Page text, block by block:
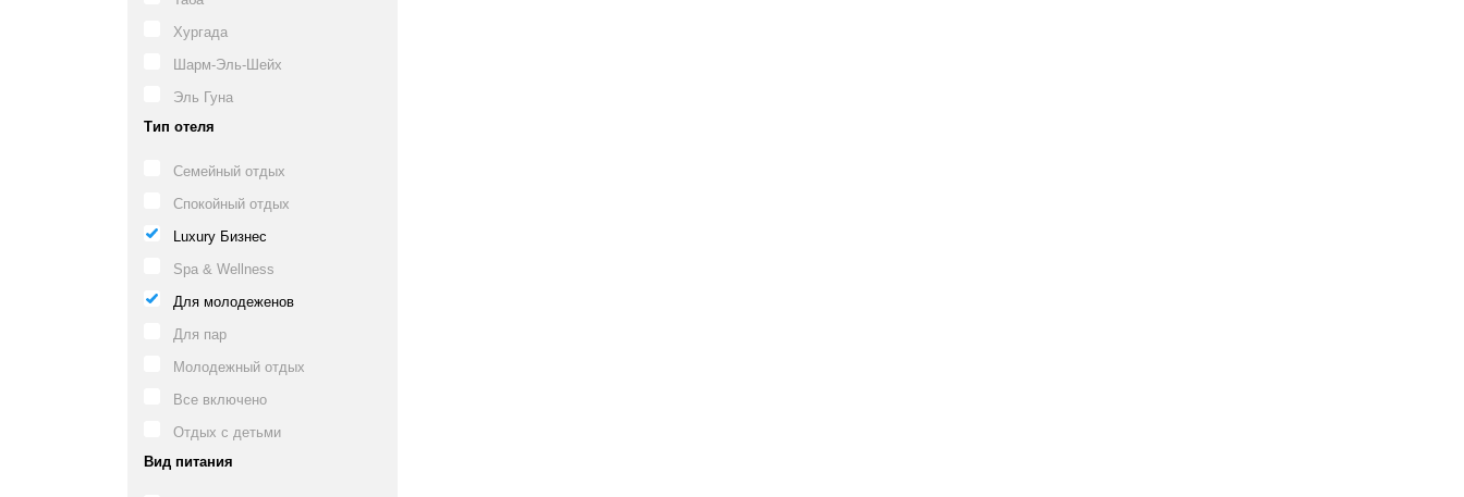
Хургада
Шарм-Эль-Шейх
Эль Гуна
Тип отеля
Семейный отдых
Спокойный отдых
Luxury Бизнес
Spa & Wellness
Для молодеженов
Для пар
Молодежный отдых
Все включено
Отдых с детьми
Вид питания